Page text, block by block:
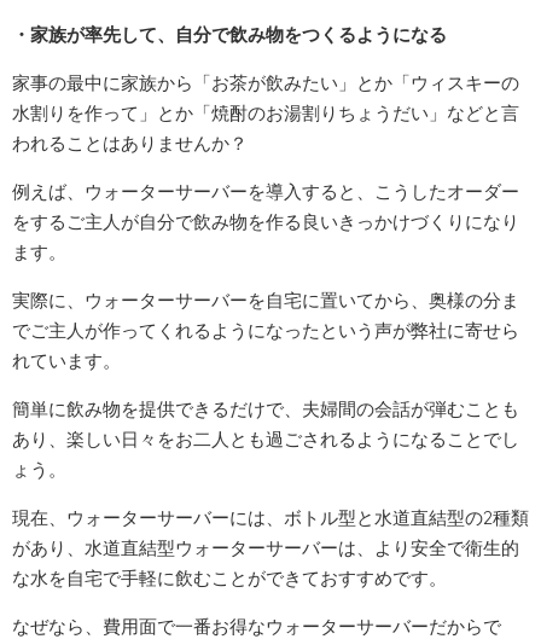
・家族が率先して、自分で飲み物をつくるようになる
家事の最中に家族から「お茶が飲みたい」とか「ウィスキーの
水割りを作って」とか「焼酎のお湯割りちょうだい」などと言
われることはありませんか？
例えば、ウォーターサーバーを導入すると、こうしたオーダー
をするご主人が自分で飲み物を作る良いきっかけづくりになり
ます。
実際に、ウォーターサーバーを自宅に置いてから、奥様の分ま
でご主人が作ってくれるようになったという声が弊社に寄せら
れています。
簡単に飲み物を提供できるだけで、夫婦間の会話が弾むことも
あり、楽しい日々をお二人とも過ごされるようになることでし
ょう。
現在、ウォーターサーバーには、ボトル型と水道直結型の2種類
があり、水道直結型ウォーターサーバーは、より安全で衛生的
な水を自宅で手軽に飲むことができておすすめです。
なぜなら、費用面で一番お得なウォーターサーバーだからで